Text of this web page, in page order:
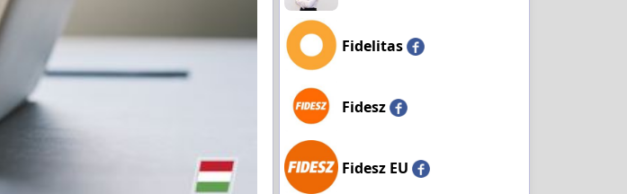
Fidelitas
Fidesz
Fidesz EU